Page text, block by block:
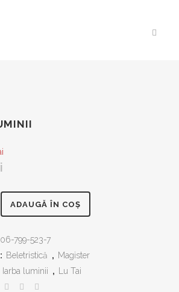
ADAUGĂ ÎN COȘ
799-523-7
Beletristică , Magister
Iarba luminii ,
Lu Tai